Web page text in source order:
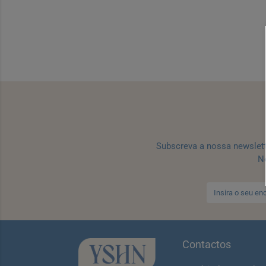
Subscreva a nossa
Contactos